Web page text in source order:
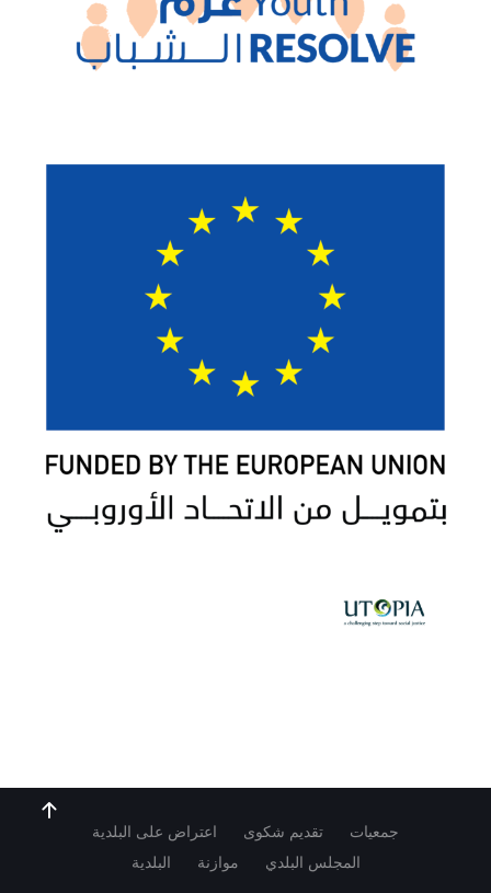
جمعيات تقديم شكوى
اعتراض على البلدية
المجلس البلدي
موازنة البلدية